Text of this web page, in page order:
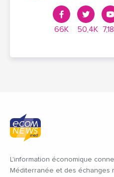
66K 50,4K
L'information économique
Méditerranée et des échanges